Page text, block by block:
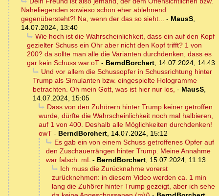
Naheliegenden sowieso schon eher ablehnend
gegenübersteht?! Na, wenn der das so sieht... - MausS,
14.07.2024, 13:40
Wie hoch ist die Wahrscheinlichkeit, dass ein auf den Kopf
gezielter Schuss ein Ohr aber nicht den Kopf trifft? 1 von
200? da sollte man alle die Varianten durchdenken, dass es
gar kein Schuss war.oT - BerndBorchert, 14.07.2024, 14:43
Und vor allem die Schussopfer in Schussrichtung hinter
Trump als Simulanten bzw. eingespielte Hologramme
betrachten. Oh mein Gott, was ist hier nur los, - MausS,
14.07.2024, 15:05
Dass von den Zuhörern hinter Trump keiner getroffen
wurde, dürfte die Wahrscheinlichkeit noch mal halbieren,
auf 1 von 400. Deshalb alle Möglichkeiten durchdenken!
owT - BerndBorchert, 14.07.2024, 15:12
Es gab ein von einem Schuss getroffenes Opfer auf
den Zuschauerrängen hinter Trump. Meine Annahme
war falsch. mL- BerndBorchert, 15.07.2024, 11:13
Ich muss die Zurücknahme vorerst
zurücknehmen: in diesem Video werden ca. 1 min
lang die Zuhörer hinter Trump gezeigt, aber ich sehe